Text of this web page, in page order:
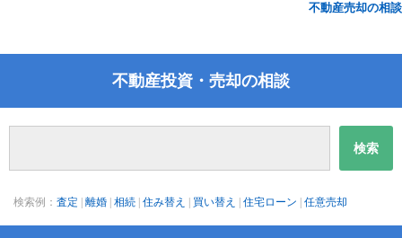
不動産売却の相談
不動産投資・売却の相談
検索例： 査定 離婚 相続 住み替え 買い替え 住宅ローン 任意売却